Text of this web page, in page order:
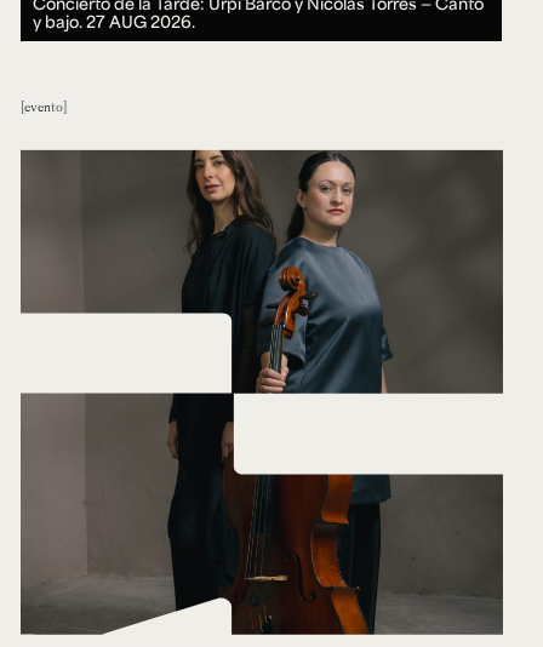
y bajo.27 AUG 2026.
evento